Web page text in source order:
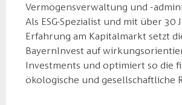
Vermögensverwaltung und -
Als ESG-Spezialist und mit über 30
Erfahrung am Kapitalmarkt setzt
BayernInvest auf
Investments und optimiert so die
ökologische und gesellschaftliche